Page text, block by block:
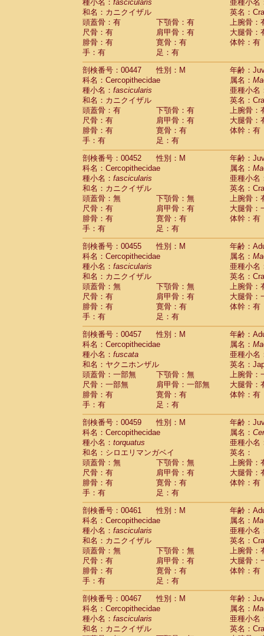
種小名： fascicularis
亜種小名
和名：カニクイザル
英名：
頭蓋骨：有
下顎骨：有
上腕骨：
尺骨：有
肩甲骨：有
大腿骨：
腓骨：有
寛骨：有
体幹：有
手：有
足：有
剖検番号：00447
性別：M
年齢：
科名：Cercopithecidae
属名：
種小名： fascicularis
亜種小名
和名：カニクイザル
英名：
頭蓋骨：有
下顎骨：有
上腕骨：
尺骨：有
肩甲骨：有
大腿骨：
腓骨：有
寛骨：有
体幹：有
手：有
足：有
剖検番号：00452
性別：M
年齢：
科名：Cercopithecidae
属名：
種小名： fascicularis
亜種小名
和名：カニクイザル
英名：
頭蓋骨：無
下顎骨：無
上腕骨：
尺骨：有
肩甲骨：有
大腿骨：
腓骨：有
寛骨：有
体幹：有
手：有
足：有
剖検番号：00455
性別：M
年齢：
科名：Cercopithecidae
属名：
種小名： fascicularis
亜種小名
和名：カニクイザル
英名：
頭蓋骨：無
下顎骨：無
上腕骨：
尺骨：有
肩甲骨：有
大腿骨：
腓骨：有
寛骨：有
体幹：有
手：有
足：有
剖検番号：00457
性別：M
年齢：
科名：Cercopithecidae
属名：
種小名： fuscata
亜種小名
和名：ヤクニホンザル
英名：
頭蓋骨：一部無
下顎骨：無
上腕骨：
尺骨：一部無
肩甲骨：一部無
大腿骨：
腓骨：有
寛骨：有
体幹：有
手：有
足：有
剖検番号：00459
性別：M
年齢：
科名：Cercopithecidae
属名：
種小名： torquatus
亜種小名
和名：シロエリマンガベイ
英名：
頭蓋骨：無
下顎骨：無
上腕骨：
尺骨：有
肩甲骨：有
大腿骨：
腓骨：有
寛骨：有
体幹：有
手：有
足：有
剖検番号：00461
性別：M
年齢：
科名：Cercopithecidae
属名：
種小名： fascicularis
亜種小名
和名：カニクイザル
英名：
頭蓋骨：無
下顎骨：無
上腕骨：
尺骨：有
肩甲骨：有
大腿骨：
腓骨：有
寛骨：有
体幹：有
手：有
足：有
剖検番号：00467
性別：M
年齢：
科名：Cercopithecidae
属名：
種小名： fascicularis
亜種小名
和名：カニクイザル
英名：